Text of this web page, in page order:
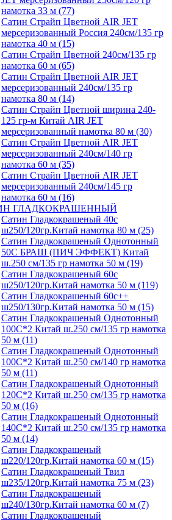
намотка 33 м (77)
Сатин Страйп Цветной AIR JET
мерсеризованный Россия 240см/135 гр
намотка 40 м (15)
Сатин Страйп Цветной 240см/135 гр
намотка 60 м (65)
Сатин Страйп Цветной AIR JET
мерсеризованный 240см/135 гр
намотка 80 м (14)
Сатин Страйп Цветной ширина 240-
125 гр-м Китай AIR JET
мерсеризованный намотка 80 м (30)
Сатин Страйп Цветной AIR JET
мерсеризованный 240см/140 гр
намотка 60 м (35)
Сатин Страйп Цветной AIR JET
мерсеризованный 240см/145 гр
намотка 60 м (16)
ГЛАДКОКРАШЕННЫЙ
Сатин Гладкокрашеный 40с
ш250/120гр.Китай намотка 80 м (25)
Сатин Гладкокрашеный Однотонный
50С БРАШ (ПИЧ ЭФФЕКТ) Китай
ш.250 см/135 гр намотка 50 м (19)
Сатин Гладкокрашеный 60с
ш250/120гр.Китай намотка 50 м (119)
Сатин Гладкокрашеный 60с++
ш250/130гр.Китай намотка 50 м (15)
Сатин Гладкокрашеный Однотонный
100С*2 Китай ш.250 см/135 гр намотка
50 м (11)
Сатин Гладкокрашеный Однотонный
100С*2 Китай ш.250 см/140 гр намотка
50 м (11)
Сатин Гладкокрашеный Однотонный
120С*2 Китай ш.250 см/135 гр намотка
50 м (16)
Сатин Гладкокрашеный Однотонный
140С*2 Китай ш.250 см/135 гр намотка
50 м (14)
Сатин Гладкокрашеный
ш220/120гр.Китай намотка 60 м (15)
Сатин Гладкокрашеный Твил
ш235/120гр.Китай намотка 75 м (23)
Сатин Гладкокрашеный
ш240/130гр.Китай намотка 60 м (7)
Сатин Гладкокрашеный